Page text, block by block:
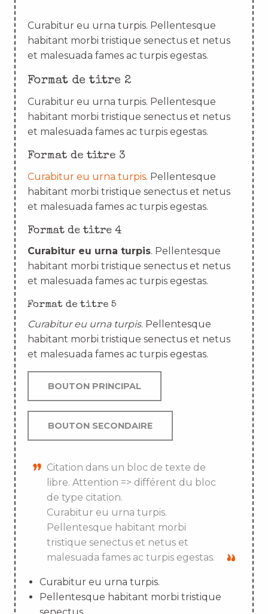
Curabitur eu urna turpis. Pellentesque
habitant morbi tristique senectus et netus
et malesuada fames ac turpis egestas.
Format de titre 2
Curabitur eu urna turpis. Pellentesque
habitant morbi tristique senectus et netus
et malesuada fames ac turpis egestas.
Format de titre 3
Curabitur eu urna turpis. Pellentesque
habitant morbi tristique senectus et netus
et malesuada fames ac turpis egestas.
Format de titre 4
Curabitur eu urna turpis. Pellentesque
habitant morbi tristique senectus et netus
et malesuada fames ac turpis egestas.
Format de titre 5
Curabitur eu urna turpis. Pellentesque
habitant morbi tristique senectus et netus
et malesuada fames ac turpis egestas.
BOUTON PRINCIPAL
BOUTON SECONDAIRE
Citation dans un bloc de texte de
libre. Attention => différent du bloc
de type citation.
Curabitur eu urna turpis.
Pellentesque habitant morbi
tristique senectus et netus et
malesuada fames ac turpis egestas.
Curabitur eu urna turpis.
Pellentesque habitant morbi tristique